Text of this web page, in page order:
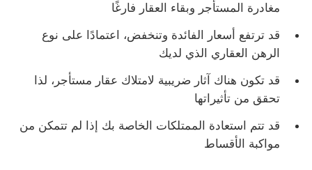
مغادرة المستأجر وبقاء العقار فارغًا
قد ترتفع أسعار الفائدة وتنخفض، اعتمادًا على نوع
الرهن العقاري الذي لديك
قد تكون هناك آثار ضريبية لامتلاك عقار مستأجر، لذا
تحقق من تأثيراتها
قد تتم استعادة الممتلكات الخاصة بك إذا لم تتمكن من
مواكبة الأقساط